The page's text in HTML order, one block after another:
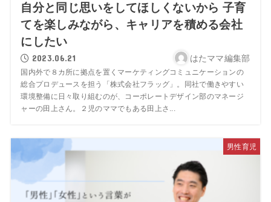
自分と同じ思いをしてほしくないから 子育
てを楽しみながら、キャリアを積める会社
にしたい
2023.06.21 はたママ編集部
国内外で８カ所に拠点を置くマーケティングコミュニケーションの
総合プロデュースを担う「株式会社フラッグ」。同社で働きやすい
環境整備に日々取り組むのが、コーポレートデザイン部のマネージ
ャーの田上さん。２児のママでもある田上さ...
男性育児